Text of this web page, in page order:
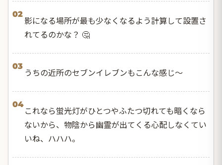
02
影になる場所が最も少なくなるよう計算して設置さ
れてるのかな？ 🤔
03
うちの近所のセブンイレブンもこんな感じ～
04
これなら蛍光灯がひとつやふたつ切れても暗くなら
ないから、物陰から幽霊が出てくる心配しなくてい
いね、ハハハ。